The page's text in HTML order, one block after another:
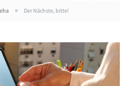
» Der Nächste, bitte!